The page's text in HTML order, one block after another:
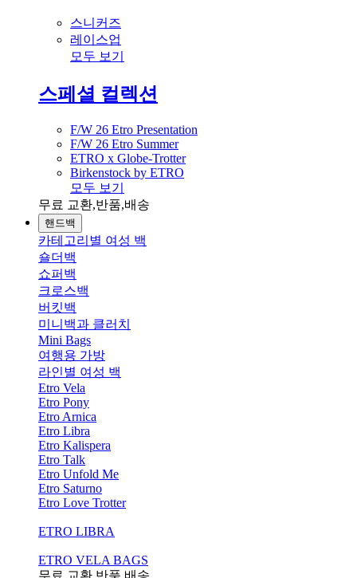
스니커즈
레이스업
모두 보기
스페셜 컬렉션
F/W 26 Etro Presentation
F/W 26 Etro Summer
ETRO x Globe-Trotter
Birkenstock by ETRO
모두 보기
무료 교환,반품,배송
핸드백
카테고리별 여성 백
숄더백
쇼퍼백
크로스백
버킷백
미니백과 클러치
Mini Bags
여행용 가방
라인별 여성 백
Etro Vela
Etro Pony
Etro Arnica
Etro Libra
Etro Kalispera
Etro Talk
Etro Unfold Me
Etro Saturno
Etro Love Trotter
ETRO LIBRA
ETRO VELA BAGS
무료 교환,반품,배송